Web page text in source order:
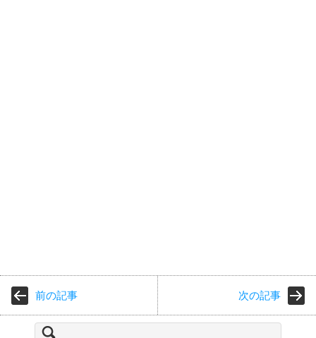
前の記事 次の記事
検
索: